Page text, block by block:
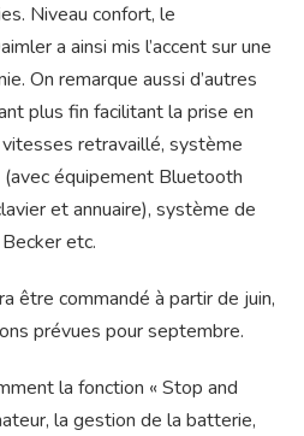
Niveau confort, le
a ainsi mis l’accent sur une
On remarque aussi d’autres
plus fin facilitant la prise en
retravaillé, système
équipement Bluetooth
et annuaire), système de
etc.
être commandé à partir de juin,
prévues pour septembre.
la fonction « Stop and
la gestion de la batterie,